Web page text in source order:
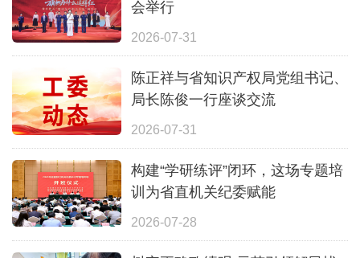
会举行
2026-07-31
陈正祥与省知识产权局党组书记、
局长陈俊一行座谈交流
2026-07-31
构建“学研练评”闭环，这场专题培
训为省直机关纪委赋能
2026-07-28